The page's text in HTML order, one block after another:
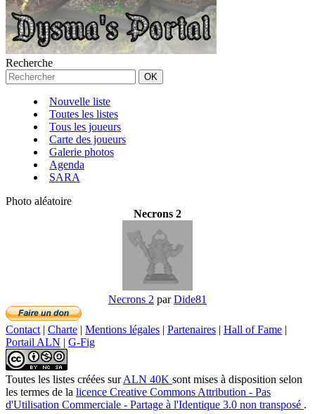
Recherche
Nouvelle liste
Toutes les listes
Tous les joueurs
Carte des joueurs
Galerie photos
Agenda
SARA
Photo aléatoire
Necrons 2
Necrons 2 parDide81
Contact | Charte | Mentions légales | Partenaires | Hall of Fame |
Portail ALN | G-Fig
Toutes les listes créées surALN 40K sont mises à disposition selon
les termes de la licence Creative Commons Attribution - Pas
d'Utilisation Commerciale - Partage à l'Identique 3.0 non transposé .